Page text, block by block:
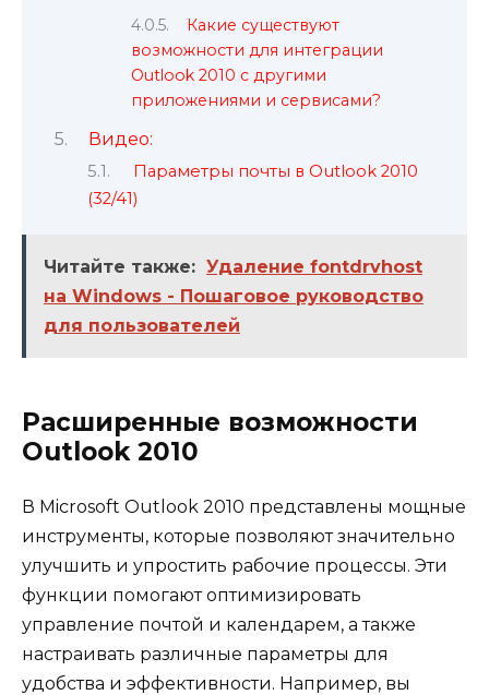
Какие существуют
возможности для интеграции
Outlook 2010 с другими
приложениями и сервисами?
Видео:
Параметры почты в Outlook 2010
(32/41)
Читайте также: Удаление fontdrvhost
на Windows - Пошаговое руководство
для пользователей
Расширенные возможности
Outlook 2010
В Microsoft Outlook 2010 представлены мощные
инструменты, которые позволяют значительно
улучшить и упростить рабочие процессы. Эти
функции помогают оптимизировать
управление почтой и календарем, а также
настраивать различные параметры для
удобства и эффективности. Например, вы